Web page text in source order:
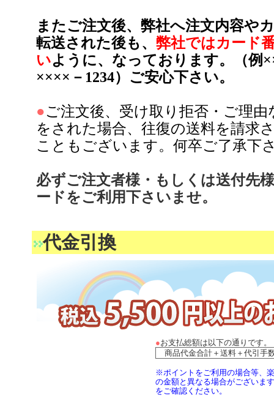
またご注文後、弊社へ注文内容や
転送された後も、 弊社ではカード
いように、なっております。（例
××××－1234）ご安心下さい。
●ご注文後、受け取り拒否・ご理由
をされた場合、往復の送料を請求
こともございます。何卒ご了承下
必ずご注文者様・もしくは送付先
ードをご利用下さいませ。
代金引換
●お支払総額は以下の通りです。
商品代金合計＋送料＋代引手
※ポイントをご利用の場合等、
の金額と異なる場合がございま
をご確認ください。